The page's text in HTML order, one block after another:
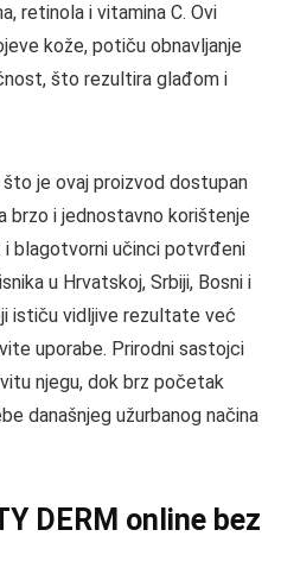
retinola i vitamina C. Ovi
kože, potiču obnavljanje
što rezultira glađom i
je ovaj proizvod dostupan
brzo i jednostavno korištenje
blagotvorni učinci potvrđeni
u Hrvatskoj, Srbiji, Bosni i
ističu vidljive rezultate već
uporabe. Prirodni sastojci
njegu, dok brz početak
današnjeg užurbanog načina
DERM online bez